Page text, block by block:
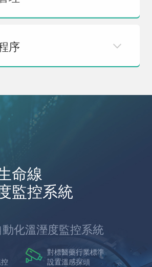
序
命線
監控系統
化溫溼度監控系統
對標醫藥行業標準
設置溫感探頭